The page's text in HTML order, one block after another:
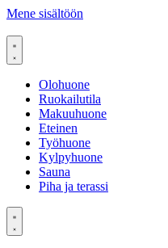
Mene sisältöön
Olohuone
Ruokailutila
Makuuhuone
Eteinen
Työhuone
Kylpyhuone
Sauna
Piha ja terassi